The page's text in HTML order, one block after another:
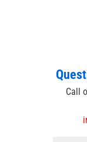
Call